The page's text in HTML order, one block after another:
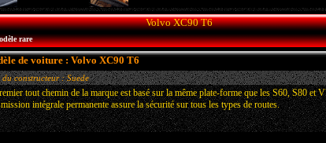
Volvo XC90 T6
rare
de voiture : Volvo XC90 T6
du constructeur : Suede
tout chemin de la marque est basé sur la même plate-forme que les S60, S80 et
intégrale permanente assure la sécurité sur tous les types de routes.